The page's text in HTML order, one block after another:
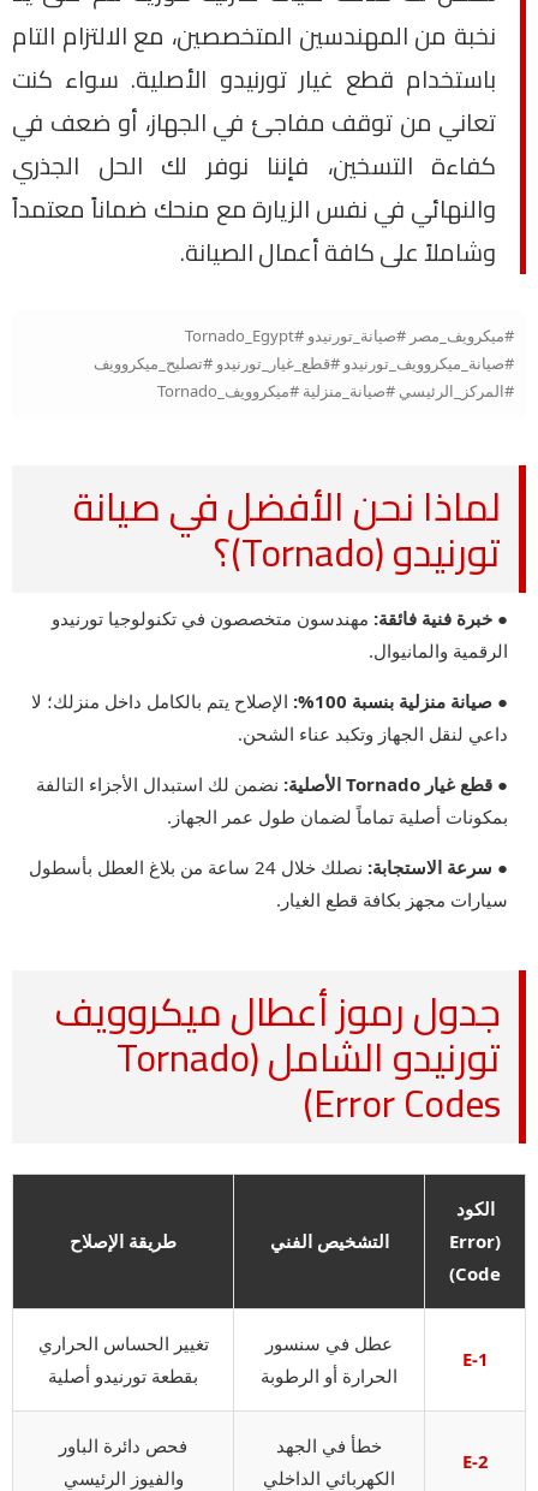
نخبة من المهندسين المتخصصين، مع الالتزام التام
باستخدام قطع غيار تورنيدو الأصلية. سواء كنت
تعاني من توقف مفاجئ في الجهاز، أو ضعف في
كفاءة التسخين، فإننا نوفر لك الحل الجذري
والنهائي في نفس الزيارة مع منحك ضماناً معتمداً
وشاملاً على كافة أعمال الصيانة.
#ميكرويف_مصر #صيانة_تورنيدو #Tornado_Egypt
#صيانة_ميكروويف_تورنيدو #قطع_غيار_تورنيدو #تصليح_ميكروويف
#المركز_الرئيسي #صيانة_منزلية #ميكروويف_Tornado
لماذا نحن الأفضل في صيانة
تورنيدو (Tornado)؟
● خبرة فنية فائقة: مهندسون متخصصون في تكنولوجيا تورنيدو
الرقمية والمانيوال.
● صيانة منزلية بنسبة 100%:
الإصلاح يتم بالكامل داخل منزلك؛ لا
داعي لنقل الجهاز وتكبد عناء الشحن.
● قطع غيار Tornado الأصلية:
نضمن لك استبدال الأجزاء التالفة
بمكونات أصلية تماماً لضمان طول عمر الجهاز.
● سرعة الاستجابة:
نصلك خلال 24 ساعة من بلاغ العطل بأسطول
سيارات مجهز بكافة قطع الغيار.
جدول رموز أعطال ميكروويف
تورنيدو الشامل (Tornado
Error Codes)
الكود
(Error
Code)
التشخيص الفني طريقة الإصلاح
E-1
عطل في سنسور
الحرارة أو الرطوبة
تغيير الحساس الحراري
بقطعة تورنيدو أصلية
E-2
خطأ في الجهد
الكهربائي الداخلي
فحص دائرة الباور
والفيوز الرئيسي